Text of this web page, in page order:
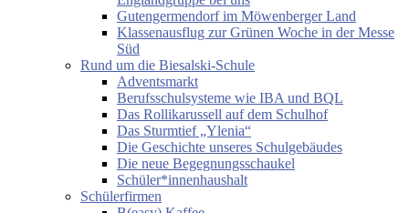
Gutengermendorf im Möwenberger Land
Klassenausflug zur Grünen Woche in der Messe
Süd
Rund um die Biesalski-Schule
Adventsmarkt
Berufsschulsysteme wie IBA und BQL
Das Rollikarussell auf dem Schulhof
Das Sturmtief „Ylenia“
Die Geschichte unseres Schulgebäudes
Die neue Begegnungsschaukel
Schüler*innenhaushalt
Schülerfirmen